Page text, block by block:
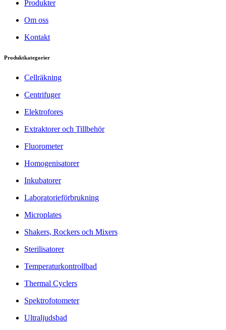
Produkter
Om oss
Kontakt
Produktkategorier
Cellräkning
Centrifuger
Elektrofores
Extraktorer och Tillbehör
Fluorometer
Homogenisatorer
Inkubatorer
Laboratorieförbrukning
Microplates
Shakers, Rockers och Mixers
Sterilisatorer
Temperaturkontrollbad
Thermal Cyclers
Spektrofotometer
Ultraljudsbad